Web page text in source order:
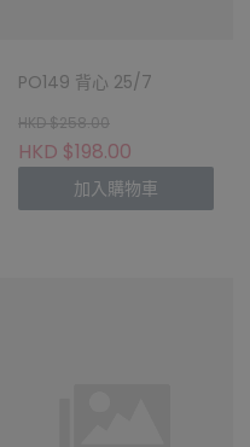
PO149 背心 25/7
HKD $258.00
HKD $198.00
加入購物車